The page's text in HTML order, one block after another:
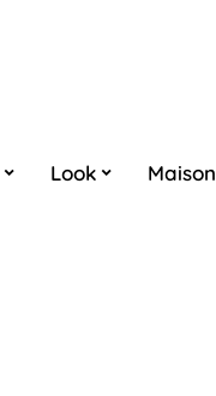
Look Maison